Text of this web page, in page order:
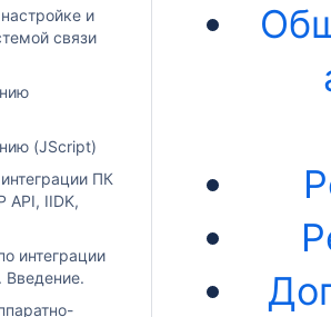
и
связи
(JScript)
ПК
API, IIDK,
интеграции
Введение.